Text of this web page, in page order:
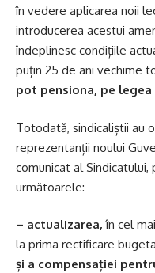
în vedere aplicarea noii
introducerea acestui
îndeplinesc condițiile
puțin 25 de ani vechime
pot pensiona, pe legea
Totodată, sindicaliștii au
reprezentanții noului
comunicat al
următoarele:
– actualizarea,în cel
la prima rectificare
și a compensației